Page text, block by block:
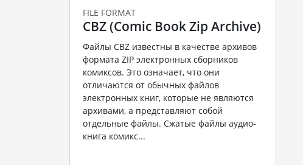
FILE FORMAT
CBZ (Comic Book Zip Archive)
Файлы CBZ известны в качестве архивов
формата ZIP электронных сборников
комиксов. Это означает, что они
отличаются от обычных файлов
электронных книг, которые не являются
архивами, а представляют собой
отдельные файлы. Сжатые файлы аудио-
книга комикс...